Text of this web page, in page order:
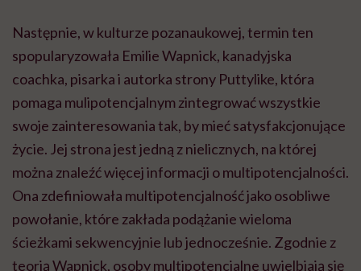
Następnie, w kulturze pozanaukowej, termin ten
spopularyzowała Emilie Wapnick, kanadyjska
coachka, pisarka i autorka strony Puttylike, która
pomaga mulipotencjalnym zintegrować wszystkie
swoje zainteresowania tak, by mieć satysfakcjonujące
życie. Jej strona jest jedną z nielicznych, na której
można znaleźć więcej informacji o multipotencjalności.
Ona zdefiniowała multipotencjalność jako osobliwe
powołanie, które zakłada podążanie wieloma
ścieżkami sekwencyjnie lub jednocześnie. Zgodnie z
teorią Wapnick, osoby multipotencjalne uwielbiają się